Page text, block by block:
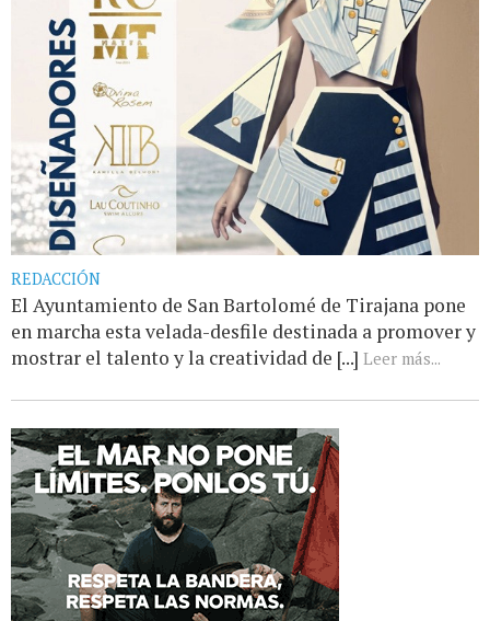
REDACCIÓN
El Ayuntamiento de San Bartolomé de Tirajana pone
en marcha esta velada-desfile destinada a promover y
mostrar el talento y la creatividad de [...] Leer más...